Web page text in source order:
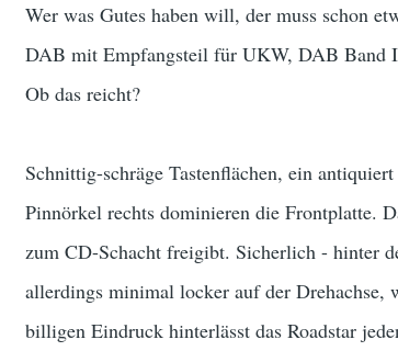
Wer was Gutes haben will, der muss schon
DAB mit Empfangsteil für UKW, DAB Band
Ob das reicht?
Schnittig-schräge Tastenflächen, ein
Pinnörkel rechts dominieren die Frontplatte.
zum CD-Schacht freigibt. Sicherlich - hinter
allerdings minimal locker auf der Drehachse,
billigen Eindruck hinterlässt das Roadstar